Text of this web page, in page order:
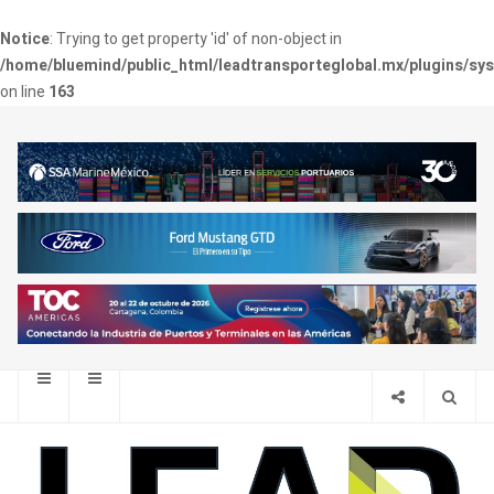
Notice: Trying to get property 'id' of non-object in
/home/bluemind/public_html/leadtransporteglobal.mx/plugins/
on line 163